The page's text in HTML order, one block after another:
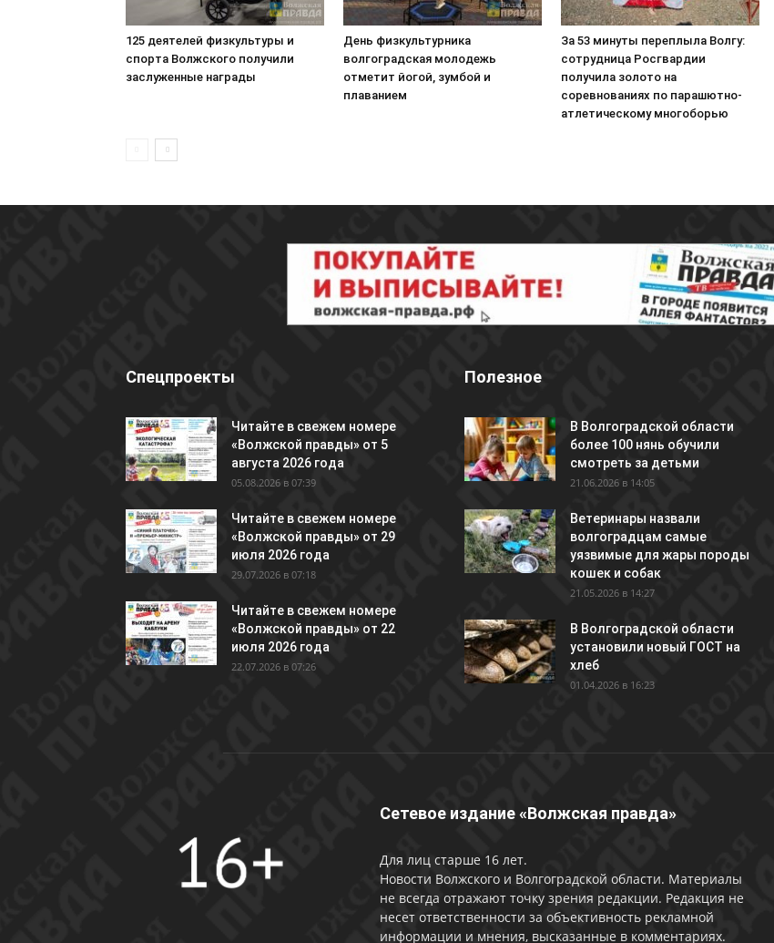
125 деятелей физкультуры и
спорта Волжского получили
заслуженные награды
День физкультурника
волгоградская молодежь
отметит йогой, зумбой и
плаванием
За 53 минуты переплыла Волгу:
сотрудница Росгвардии
получила золото на
соревнованиях по парашютно-
атлетическому многоборью
Спецпроекты
Читайте в свежем номере
«Волжской правды» от 5
августа 2026 года
05.08.2026 в 07:39
Читайте в свежем номере
«Волжской правды» от 29
июля 2026 года
29.07.2026 в 07:18
Читайте в свежем номере
«Волжской правды» от 22
июля 2026 года
22.07.2026 в 07:26
Полезное
В Волгоградской области
более 100 нянь обучили
смотреть за детьми
21.06.2026 в 14:05
Ветеринары назвали
волгоградцам самые
уязвимые для жары породы
кошек и собак
21.05.2026 в 14:27
В Волгоградской области
установили новый ГОСТ на
хлеб
01.04.2026 в 16:23
Сетевое издание «Волжская правда»
Для лиц старше 16 лет.
Новости Волжского и Волгоградской области. Материалы
не всегда отражают точку зрения редакции. Редакция не
несет ответственности за объективность рекламной
информации и мнения, высказанные в комментариях.